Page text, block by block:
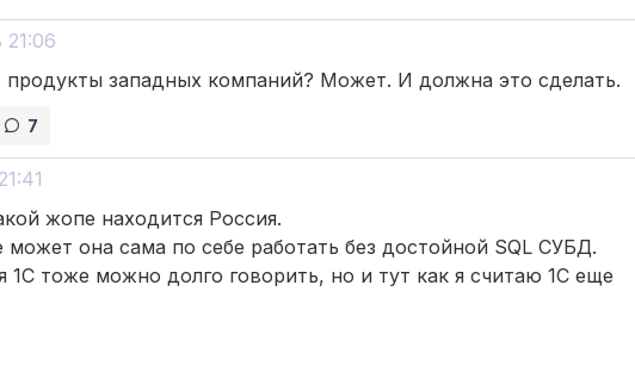
21:06
западных компаний? Может. И должна это сделать.
7
жопе находится Россия.
может она сама по себе работать без достойной SQL СУБД.
1С тоже можно долго говорить, но и тут как я считаю 1С еще